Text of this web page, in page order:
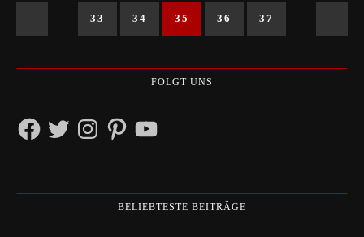
33 34 35 36 37
FOLGT UNS
FacebookTwitterInstagramPinterestYouTube
BELIEBTESTE BEITRÄGE